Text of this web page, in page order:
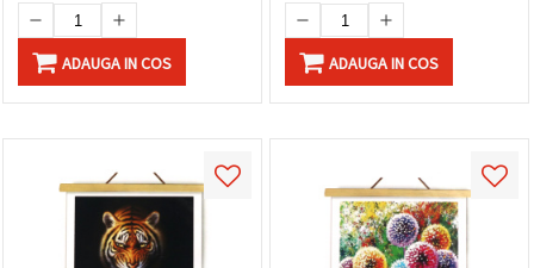
ADAUGA IN COS ADAUGA IN COS